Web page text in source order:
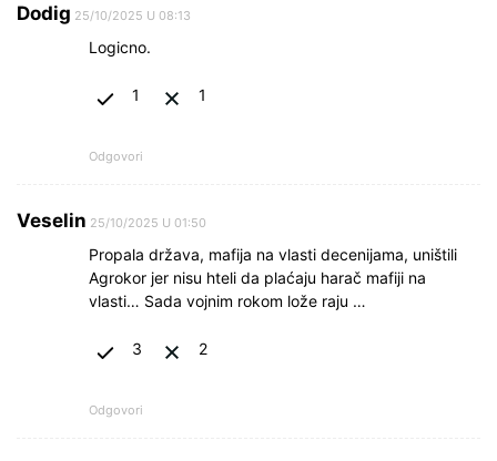
Dodig 25/10/2025 U 08:13
Logicno.
1 1
Odgovori
Veselin 25/10/2025 U 01:50
Propala država, mafija na vlasti decenijama, uništili
Agrokor jer nisu hteli da plaćaju harač mafiji na
vlasti… Sada vojnim rokom lože raju …
3 2
Odgovori